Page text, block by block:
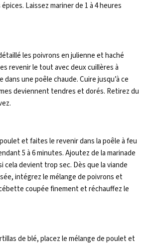
Laissez mariner de 1 à 4 heures
les poivrons en julienne et haché
revenir le tout avec deux cuillères à
dans une poêle chaude. Cuire jusqu’à ce
deviennent tendres et dorés. Retirez du
et faites le revenir dans la poêle à feu
5 à 6 minutes. Ajoutez de la marinade
cela devient trop sec. Dès que la viande
intégrez le mélange de poivrons et
coupée finement et réchauffez le
de blé, placez le mélange de poulet et